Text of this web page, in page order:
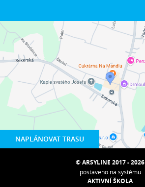
NAPLÁNOVAT TRASU
© ARSYLINE 2017 - 2026
postaveno na systému
AKTIVNÍ ŠKOLA